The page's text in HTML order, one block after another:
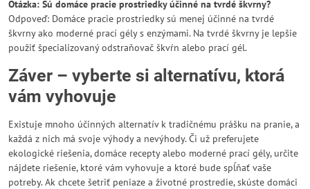
Otázka: Sú domáce pracie prostriedky účinné na tvrdé škvrny?
Odpoveď: Domáce pracie prostriedky sú menej účinné na tvrdé
škvrny ako moderné prací gély s enzýmami. Na tvrdé škvrny je lepšie
použiť špecializovaný odstraňovač škvŕn alebo prací gél.
Záver – vyberte si alternatívu, ktorá
vám vyhovuje
Existuje mnoho účinných alternatív k tradičnému prášku na pranie, a
každá z nich má svoje výhody a nevýhody. Či už preferujete
ekologické riešenia, domáce recepty alebo moderné prací gély, určite
nájdete riešenie, ktoré vám vyhovuje a ktoré bude spĺňať vaše
potreby. Ak chcete šetriť peniaze a životné prostredie, skúste domáci